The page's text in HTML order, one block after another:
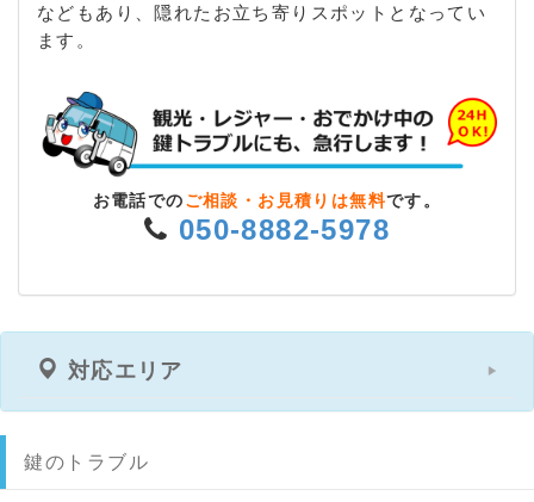
などもあり、隠れたお立ち寄りスポットとなってい
ます。
お電話での ご相談・お見積りは無料です。
050-8882-5978
対応エリア
鍵のトラブル